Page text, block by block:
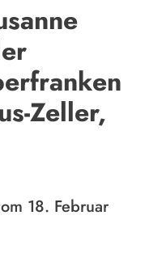
Zeller,
18. Februar